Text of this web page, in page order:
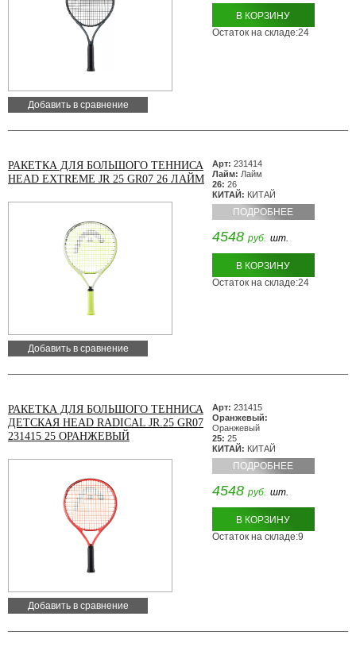
Добавить в сравнение
В КОРЗИНУ
Остаток на складе:24
РАКЕТКА ДЛЯ БОЛЬШОГО ТЕННИСА
HEAD EXTREME JR 25 GR07 26 ЛАЙМ
Добавить в сравнение
Арт: 231414
Лайм: Лайм
26: 26
КИТАЙ: КИТАЙ
ПОДРОБНЕЕ
4548 руб. шт.
В КОРЗИНУ
Остаток на складе:24
РАКЕТКА ДЛЯ БОЛЬШОГО ТЕННИСА
ДЕТСКАЯ HEAD RADICAL JR.25 GR07
231415 25 ОРАНЖЕВЫЙ
Добавить в сравнение
Арт: 231415
Оранжевый:
Оранжевый
25: 25
КИТАЙ: КИТАЙ
ПОДРОБНЕЕ
4548 руб. шт.
В КОРЗИНУ
Остаток на складе:9